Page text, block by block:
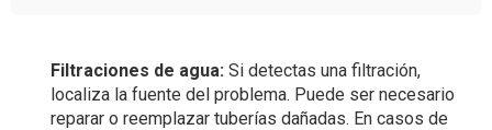
Filtraciones de agua: Si detectas una filtración,
localiza la fuente del problema. Puede ser necesario
reparar o reemplazar tuberías dañadas. En casos de